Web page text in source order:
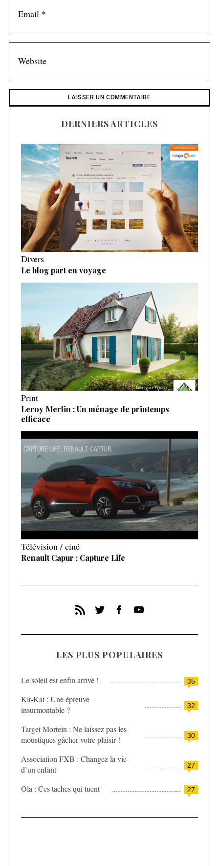
DERNIERS ARTICLES
Divers
Le blog part en voyage
Print
Leroy Merlin : Un ménage de printemps
efficace
Télévision / ciné
Renault Capur : Capture Life
LES PLUS POPULAIRES
35
Le soleil est enfin arrivé !
32
Kit-Kat : Une épreuve
insurmontable ?
30
Target Mortein : Ne laissez pas les
moustiques gâcher votre plaisir !
27
Association FXB : Changez la vie
d’un enfant
27
Ola : Ces taches qui tuent